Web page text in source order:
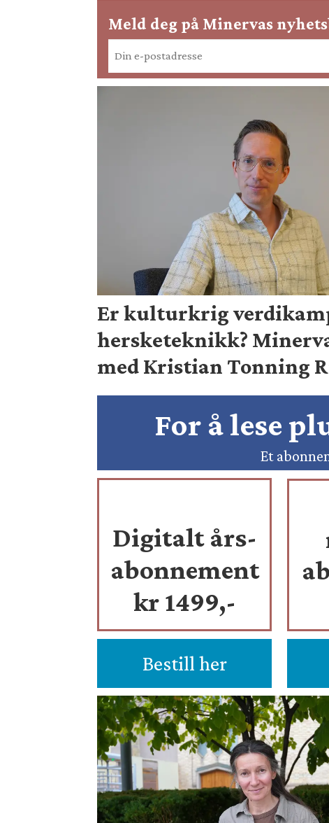
Meld deg på Minervas
Er kulturkrig
hersketeknikk?
med Kristian Tonning
For å lese
Et
Digitalt års-
abonnement
kr 1499,-
Bestill her